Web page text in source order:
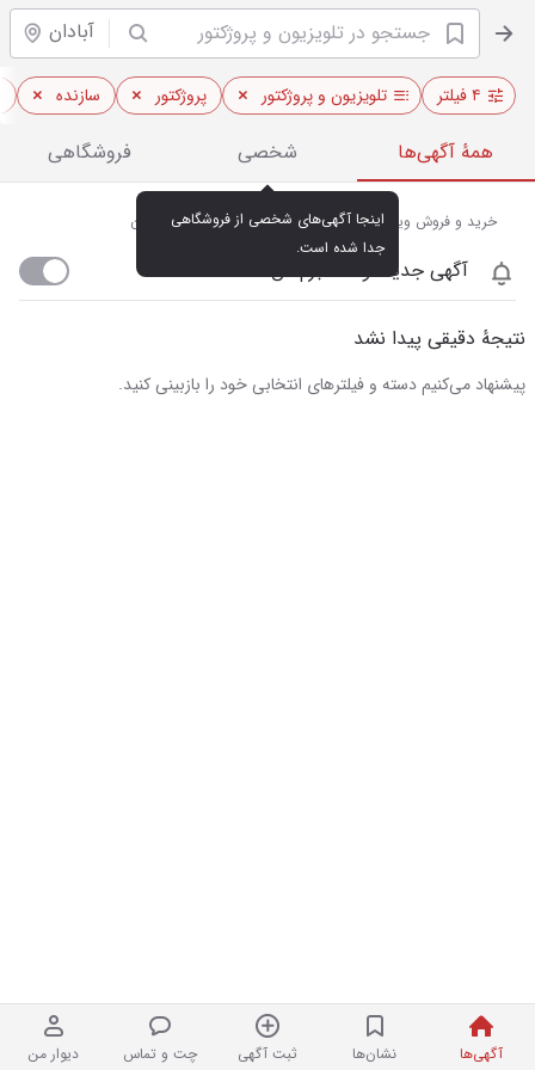
آبادان
آگهی‌ها نشان‌ها ثبت آگهی چت و تماس دیوار من
۴ فیلتر تلویزیون و پروژکتور پروژکتور سازنده
همهٔ آگهی‌ها شخصی فروشگاهی
جدا شده است.
خرید و فروش ویدئو پروژکتور و تلویزیون‌های هوشمند در آبادان
آگهی جدید اومد خبرم کن
نتیجهٔ دقیقی پیدا نشد
پیشنهاد می‌کنیم دسته و فیلترهای انتخابی خود را بازبینی کنید.